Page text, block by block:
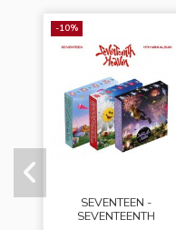
-10%
SEVENTEEN -
SEVENTEENTH